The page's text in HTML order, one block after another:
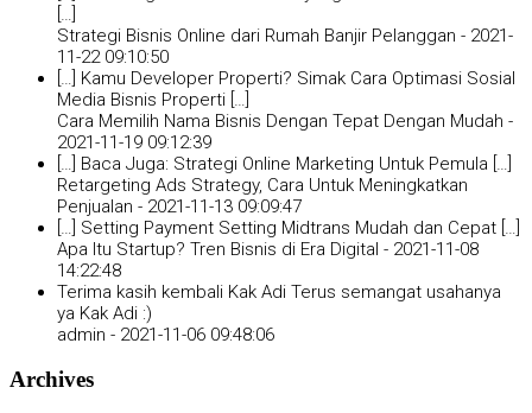
Strategi Bisnis Online dari Rumah Banjir Pelanggan - 2021-
11-22 09:10:50
[…] Kamu Developer Properti? Simak Cara Optimasi Sosial
Media Bisnis Properti […]
Cara Memilih Nama Bisnis Dengan Tepat Dengan Mudah -
2021-11-19 09:12:39
[…] Baca Juga: Strategi Online Marketing Untuk Pemula […]
Retargeting Ads Strategy, Cara Untuk Meningkatkan
Penjualan - 2021-11-13 09:09:47
[…] Setting Payment Setting Midtrans Mudah dan Cepat […]
Apa Itu Startup? Tren Bisnis di Era Digital - 2021-11-08
14:22:48
Terima kasih kembali Kak Adi Terus semangat usahanya
ya Kak Adi :)
admin - 2021-11-06 09:48:06
Archives